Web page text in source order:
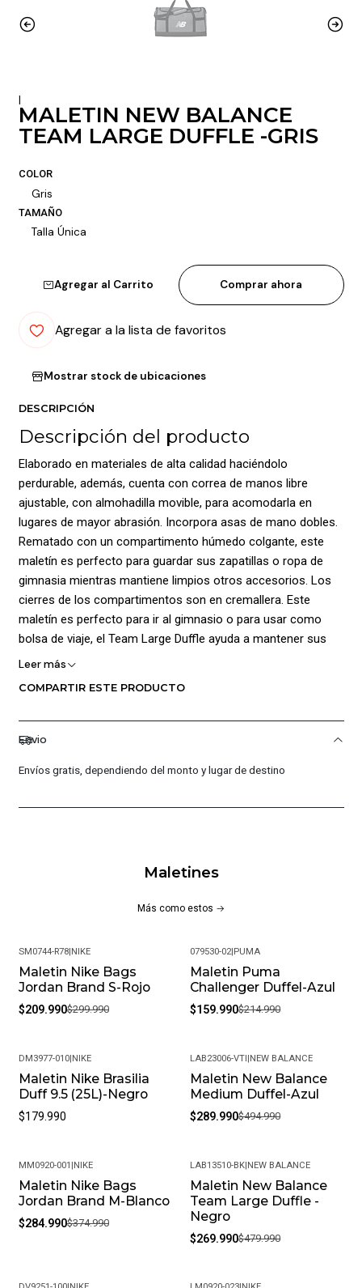
|
MALETIN NEW BALANCE
TEAM LARGE DUFFLE -GRIS
COLOR
Gris
TAMAÑO
Talla Única
Agregar al Carrito Comprar ahora
Agregar a la lista de favoritos
Mostrar stock de ubicaciones
DESCRIPCIÓN
Descripción del producto
Elaborado en materiales de alta calidad haciéndolo
perdurable, además, cuenta con correa de manos libre
ajustable, con almohadilla movible, para acomodarla en
lugares de mayor abrasión. Incorpora asas de mano dobles.
Rematado con un compartimento húmedo colgante, este
maletín es perfecto para guardar sus zapatillas o ropa de
gimnasia mientras mantiene limpios otros accesorios. Los
cierres de los compartimentos son en cremallera. Este
maletín es perfecto para ir al gimnasio o para usar como
bolsa de viaje, el Team Large Duffle ayuda a mantener sus
pertenencias seguras y accesibles. Cuenta con un
estilo al producto. Medidas: Alto: 24 cm, Ancho: 48 cm,
Poliéster.
Leer más
COMPARTIR ESTE PRODUCTO
Envio
Envíos gratis, dependiendo del monto y lugar de destino
Maletines
Más como estos
-30%
SM0744-R78|NIKE
Maletin Nike Bags
Jordan Brand S-Rojo
$209.990$299.990
-26%
079530-02|PUMA
Maletin Puma
Challenger Duffel-Azul
$159.990$214.990
DM3977-010|NIKE
Maletin Nike Brasilia
Duff 9.5 (25L)-Negro
$179.990
-41%
LAB23006-VTI|NEW BALANCE
Maletin New Balance
Medium Duffel-Azul
$289.990$494.990
-24%
MM0920-001 |NIKE
Maletin Nike Bags
Jordan Brand M-Blanco
$284.990$374.990
-44%
LAB13510-BK|NEW BALANCE
Maletin New Balance
Team Large Duffle -
Negro
$269.990$479.990